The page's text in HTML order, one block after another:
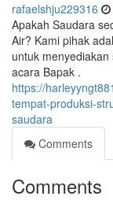
rafaelshju229316
Apakah Saudara
Air? Kami pihak
untuk
acara Bapak .
https://
tempat-produksi-
saudara
Comments
Comments